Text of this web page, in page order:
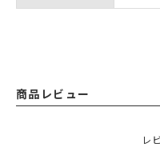
商品レビュー
レ